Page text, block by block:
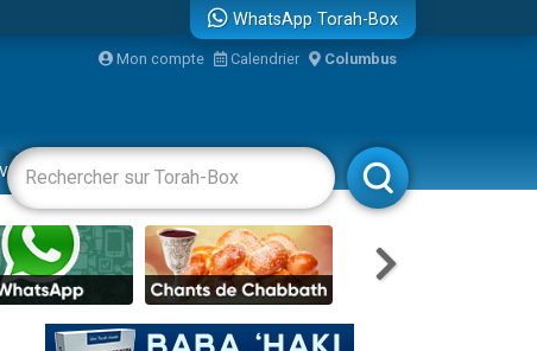
WhatsApp Torah-Box
Mon compte Calendrier Columbus
Livres Rabbanim